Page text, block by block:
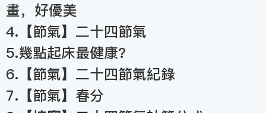
畫，好優美
4.【節氣】二十四節氣
5.幾點起床最健康?
6.【節氣】二十四節氣紀錄
7.【節氣】春分